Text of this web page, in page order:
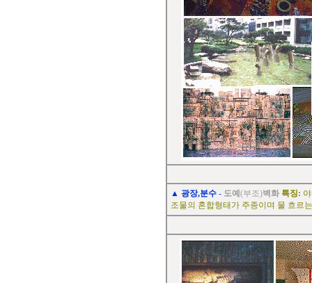
▲ 광장,분수 - 도예 (부조)벽화 특징:
조물의 혼합형태가 주종이며 물 흐르